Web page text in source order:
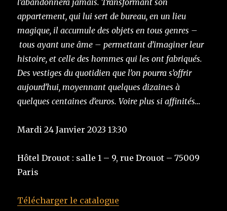
l’abandonnera jamais. Transformant son
appartement, qui lui sert de bureau, en un lieu
magique, il accumule des objets en tous genres –
tous ayant une âme – permettant d’imaginer leur
histoire, et celle des hommes qui les ont fabriqués.
Des vestiges du quotidien que l’on pourra s’offrir
aujourd’hui, moyennant quelques dizaines à
quelques centaines d’euros. Voire plus si affinités…
Mardi 24 Janvier 2023 13:30
Hôtel Drouot : salle 1 – 9, rue Drouot – 75009
Paris
Télécharger le catalogue